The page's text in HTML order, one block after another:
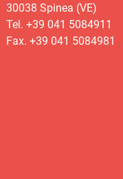
30038 Spinea (VE)
Tel. +39 041 5084911
Fax. +39 041 5084981